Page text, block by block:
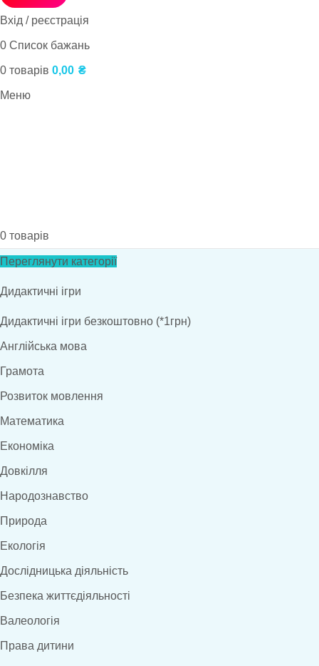
Вхід / реєстрація
0 Список бажань
0 товарів 0,00 ₴
Меню
0 товарів
Переглянути категорії
Дидактичні ігри
Дидактичні ігри безкоштовно (*1грн)
Англійська мова
Грамота
Розвиток мовлення
Математика
Економіка
Довкілля
Народознавство
Природа
Екологія
Дослідницька діяльність
Безпека життєдіяльності
Валеологія
Права дитини